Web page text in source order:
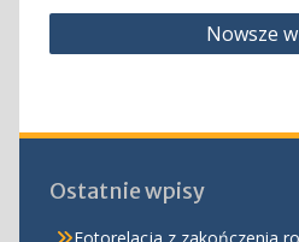
Nawigacja
po
Nowsze
Ostatnie wpisy